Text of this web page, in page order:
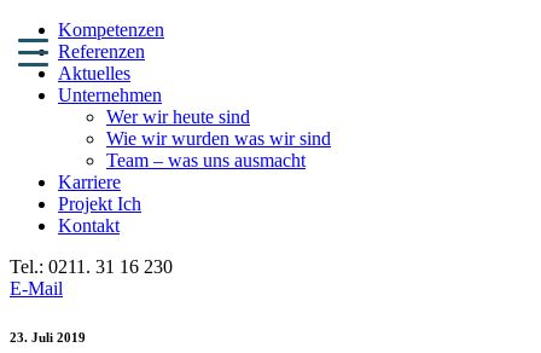
Kompetenzen
Referenzen
Aktuelles
Unternehmen
Wer wir heute sind
Wie wir wurden was wir sind
Team – was uns ausmacht
Karriere
Projekt Ich
Kontakt
Tel.: 0211. 31 16 230
E-Mail
23. Juli 2019